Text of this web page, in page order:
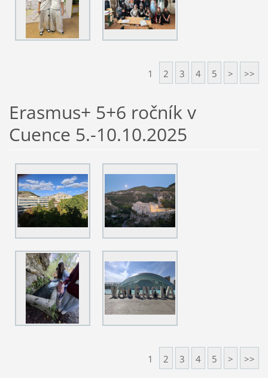
1 2 3 4 5 > >>
Erasmus+ 5+6 ročník v
Cuence 5.-10.10.2025
1 2 3 4 5 > >>